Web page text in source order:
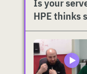
HPE thinks